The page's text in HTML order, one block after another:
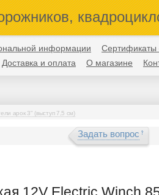
информации
Сертификаты
Доставка и оплата О магазине
арок 3" (выступ 7,5 см)
Задать вопрос